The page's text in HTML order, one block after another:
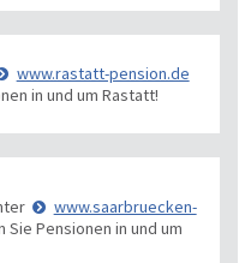
www.rastatt-pension.de
in und um Rastatt!
www.saarbruecken-
Sie Pensionen in und um